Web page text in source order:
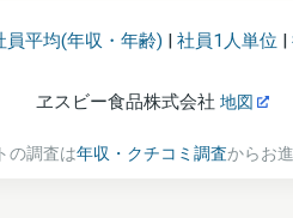
員平均(年収・年齢) | 社員1人単位 |
ヱスビー食品株式会社 地図
の調査は年収・クチコミ調査からお